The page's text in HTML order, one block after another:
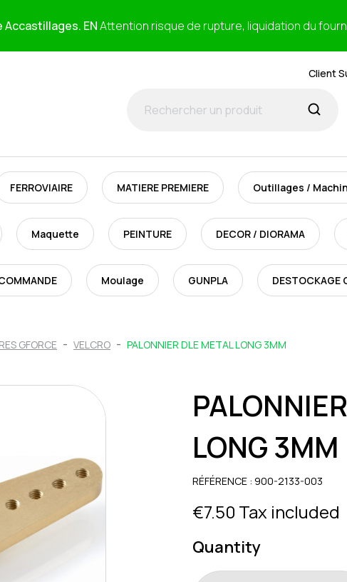
ENAttention risque de rupture, liquidation du
Client
FERROVIAIRE MATIERE PREMIERE Outillages /
Maquette PEINTURE DECOR / DIORAMA
Moulage GUNPLA DESTOCKAGE
GFORCE VELCRO PALONNIER DLE METAL LONG 3MM
LONG 3MM
RÉFÉRENCE : 900-2133-003
€7.50 Tax included
Quantity